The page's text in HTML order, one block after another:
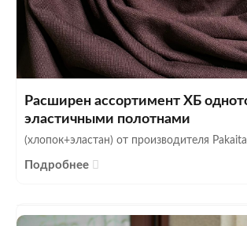
Расширен ассортимент ХБ
эластичными полотнами
(хлопок+эластан) от производителя
Подробнее